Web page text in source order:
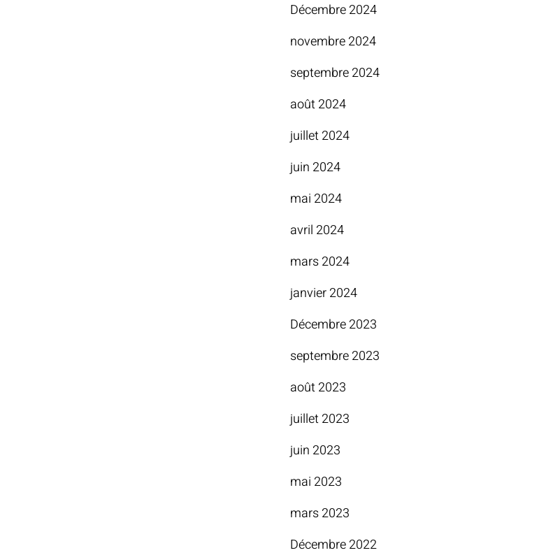
Décembre 2024
novembre 2024
septembre 2024
août 2024
juillet 2024
juin 2024
mai 2024
avril 2024
mars 2024
janvier 2024
Décembre 2023
septembre 2023
août 2023
juillet 2023
juin 2023
mai 2023
mars 2023
Décembre 2022